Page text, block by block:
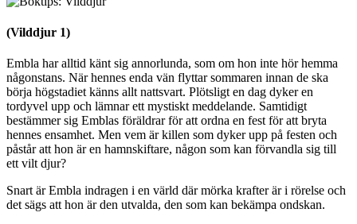
(Vilddjur 1)
Embla har alltid känt sig annorlunda, som om hon inte hör hemma
någonstans. När hennes enda vän flyttar sommaren innan de ska
börja högstadiet känns allt nattsvart. Plötsligt en dag dyker en
tordyvel upp och lämnar ett mystiskt meddelande. Samtidigt
bestämmer sig Emblas föräldrar för att ordna en fest för att bryta
hennes ensamhet. Men vem är killen som dyker upp på festen och
påstår att hon är en hamnskiftare, någon som kan förvandla sig till
ett vilt djur?
Snart är Embla indragen i en värld där mörka krafter är i rörelse och
det sägs att hon är den utvalda, den som kan bekämpa ondskan.